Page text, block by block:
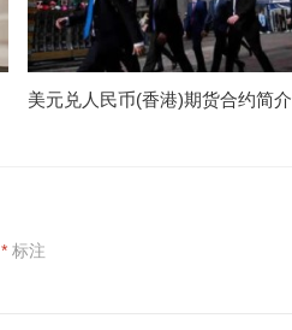
美元兑人民币(香港)期货合约简介
*标注